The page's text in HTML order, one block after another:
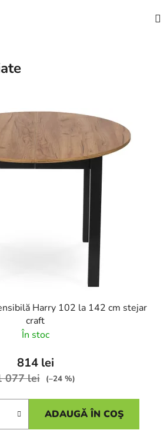
Harry 102 la 142 cm stejar
craft
În stoc
814 lei
077 lei (–24 %)
ADAUGĂ ÎN COŞ